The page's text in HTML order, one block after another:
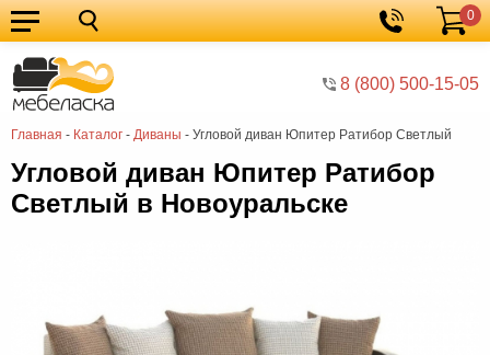
8 (800) 500-15-05
Корзина
0
Главная - Каталог - Диваны - Угловой диван Юпитер Ратибор Светлый
Кухонные
гарнитуры
Мебель
для
кухни
Мебель
для
спальни
Кровати
Шкафы
Диваны
мебель
Мебель
Угловой диван Юпитер Ратибор
Светлый в Новоуральске